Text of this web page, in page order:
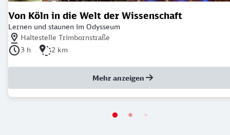
Von Köln in die Welt der Wissenschaft
Lernen und staunen im Odysseum
Nächstgelegener Bahnhof: Haltestelle Trimbornstraße
Haltestelle Trimbornstraße
Dauer der Tour: 3 Stunden
3 h Länge der Tour: 2 Kilometer
2 km
Mehr anzeigen